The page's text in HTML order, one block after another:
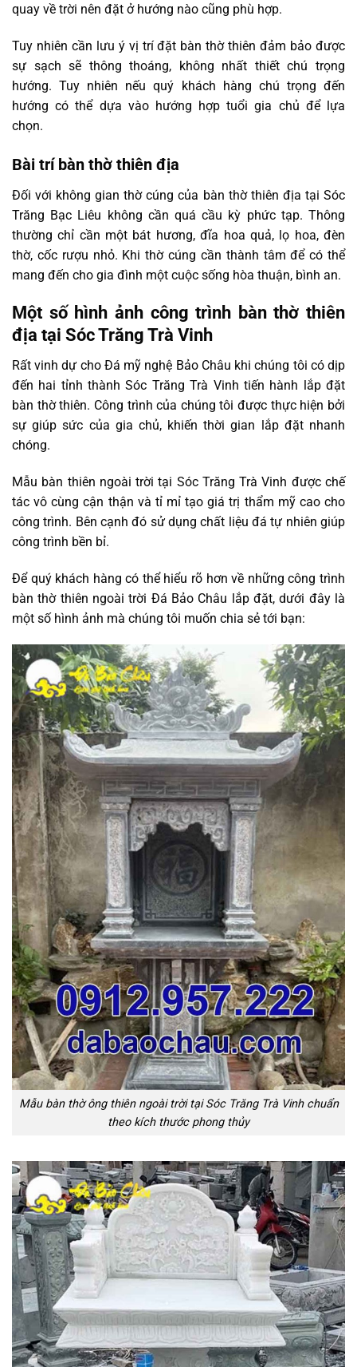
quay về trời nên đặt ở hướng nào cũng phù hợp.
Tuy nhiên cần lưu ý vị trí đặt bàn thờ thiên đảm bảo được
sự sạch sẽ thông thoáng, không nhất thiết chú trọng
hướng. Tuy nhiên nếu quý khách hàng chú trọng đến
hướng có thể dựa vào hướng hợp tuổi gia chủ để lựa
chọn.
Bài trí bàn thờ thiên địa
Đối với không gian thờ cúng của bàn thờ thiên địa tại Sóc
Trăng Bạc Liêu không cần quá cầu kỳ phức tạp. Thông
thường chỉ cần một bát hương, đĩa hoa quả, lọ hoa, đèn
thờ, cốc rượu nhỏ. Khi thờ cúng cần thành tâm để có thể
mang đến cho gia đình một cuộc sống hòa thuận, bình an.
Một số hình ảnh công trình bàn thờ thiên
địa tại Sóc Trăng Trà Vinh
Rất vinh dự cho Đá mỹ nghệ Bảo Châu khi chúng tôi có dịp
đến hai tỉnh thành Sóc Trăng Trà Vinh tiến hành lắp đặt
bàn thờ thiên. Công trình của chúng tôi được thực hiện bởi
sự giúp sức của gia chủ, khiến thời gian lắp đặt nhanh
chóng.
Mẫu bàn thiên ngoài trời tại Sóc Trăng Trà Vinh được chế
tác vô cùng cận thận và tỉ mỉ tạo giá trị thẩm mỹ cao cho
công trình. Bên cạnh đó sử dụng chất liệu đá tự nhiên giúp
công trình bền bỉ.
Để quý khách hàng có thể hiểu rõ hơn về những công trình
bàn thờ thiên ngoài trời Đá Bảo Châu lắp đặt, dưới đây là
một số hình ảnh mà chúng tôi muốn chia sẻ tới bạn:
Mẫu bàn thờ ông thiên ngoài trời tại Sóc Trăng Trà Vinh chuẩn
theo kích thước phong thủy